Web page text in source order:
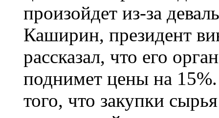
произойдет из-за
Каширин, президент
рассказал, что его
поднимет цены на
того, что закупки